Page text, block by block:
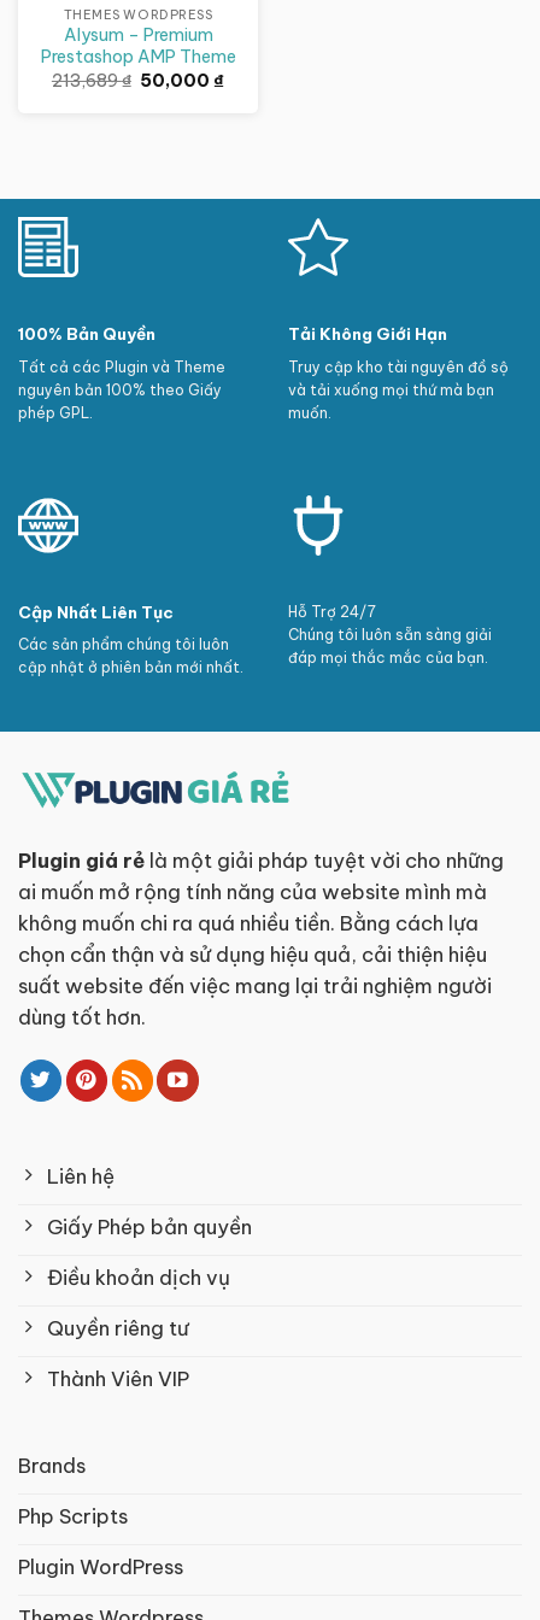
THEMES WORDPRESS
Alysum – Premium
Prestashop AMP Theme
213,689₫ Giá
gốc
50,000₫Giá
100% Bản Quyền
Tất cả các Plugin và Theme
nguyên bản 100% theo Giấy
phép GPL.
Tải Không Giới Hạn
Truy cập kho tài nguyên đồ sộ
và tải xuống mọi thứ mà bạn
muốn.
Cập Nhất Liên Tục
Các sản phẩm chúng tôi luôn
cập nhật ở phiên bản mới nhất.
Hỗ Trợ 24/7
Chúng tôi luôn sẵn sàng giải
đáp mọi thắc mắc của bạn.
Plugin giá rẻ là một giải pháp tuyệt vời cho những
ai muốn mở rộng tính năng của website mình mà
không muốn chi ra quá nhiều tiền. Bằng cách lựa
chọn cẩn thận và sử dụng hiệu quả, cải thiện hiệu
suất website đến việc mang lại trải nghiệm người
dùng tốt hơn.
Liên hệ
Giấy Phép bản quyền
Điều khoản dịch vụ
Quyền riêng tư
Thành Viên VIP
Brands
Php Scripts
Plugin WordPress